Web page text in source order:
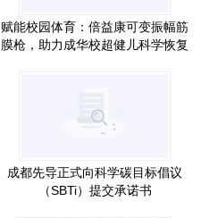
赋能校园体育：倍益康可变振幅筋
膜枪，助力成华校超健儿科学恢复
成都先导正式向科学碳目标倡议
（SBTi）提交承诺书